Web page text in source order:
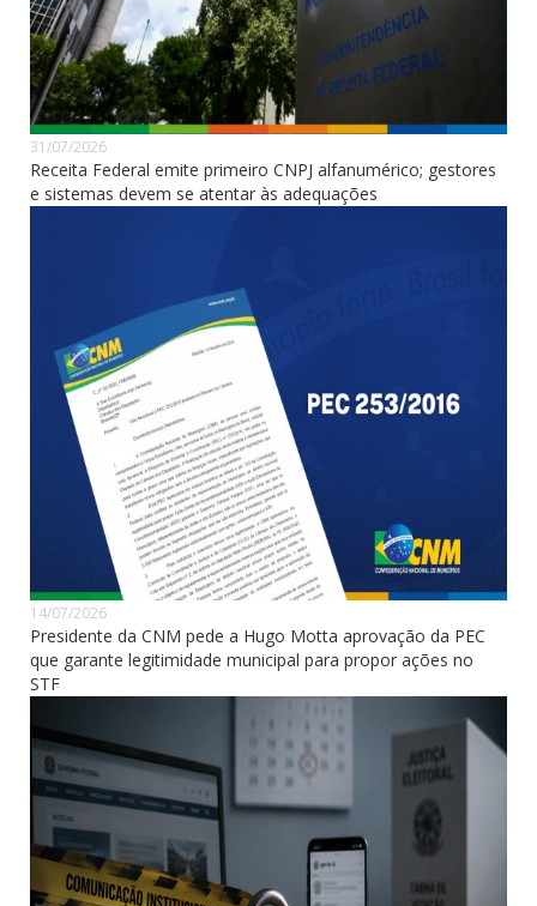
31/07/2026
Receita Federal emite primeiro CNPJ alfanumérico; gestores
e sistemas devem se atentar às adequações
14/07/2026
Presidente da CNM pede a Hugo Motta aprovação da PEC
que garante legitimidade municipal para propor ações no
STF